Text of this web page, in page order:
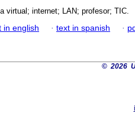
virtual; internet; LAN; profesor; TIC.
in english · text in spanish ·
©2026